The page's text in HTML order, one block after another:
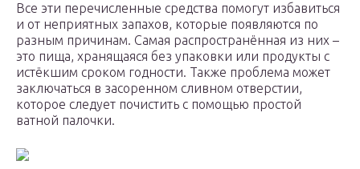
Все эти перечисленные средства помогут избавиться
и от неприятных запахов, которые появляются по
разным причинам. Самая распространённая из них –
это пища, хранящаяся без упаковки или продукты с
истёкшим сроком годности. Также проблема может
заключаться в засоренном сливном отверстии,
которое следует почистить с помощью простой
ватной палочки.